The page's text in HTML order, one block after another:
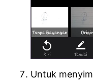
Untuk